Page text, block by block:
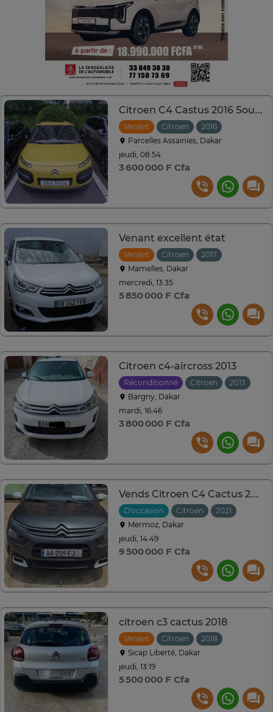
Citroen C4 Castus 2016 Sous Douane
Venant Citroen 2016
Parcelles Assainies, Dakar
jeudi, 08:54
3 600 000 F Cfa
Venant excellent état
Venant Citroen 2017
Mamelles, Dakar
mercredi, 13:35
5 850 000 F Cfa
Citroen c4-aircross 2013
Réconditionné Citroen 2013
Bargny, Dakar
mardi, 16:46
3 800 000 F Cfa
Vends Citroen C4 Cactus 2021
D'occasion Citroen 2021
Mermoz, Dakar
jeudi, 14:49
9 500 000 F Cfa
citroen c3 cactus 2018
Venant Citroen 2018
Sicap Liberté, Dakar
jeudi, 13:19
5 500 000 F Cfa